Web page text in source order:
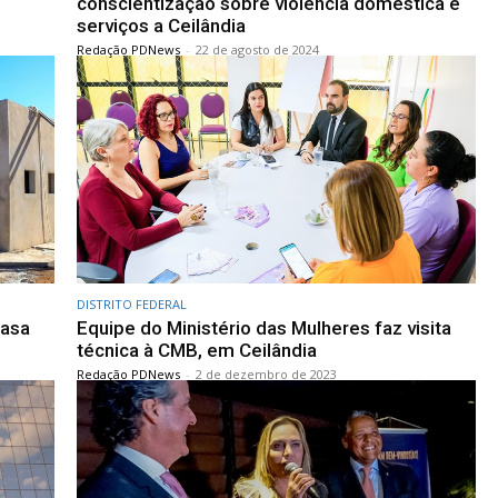
serviços a Ceilândia
Redação PDNews - 22 de agosto de 2024
DISTRITO FEDERAL
Equipe do Ministério das Mulheres faz visita
técnica à CMB, em Ceilândia
Redação PDNews - 2 de dezembro de 2023